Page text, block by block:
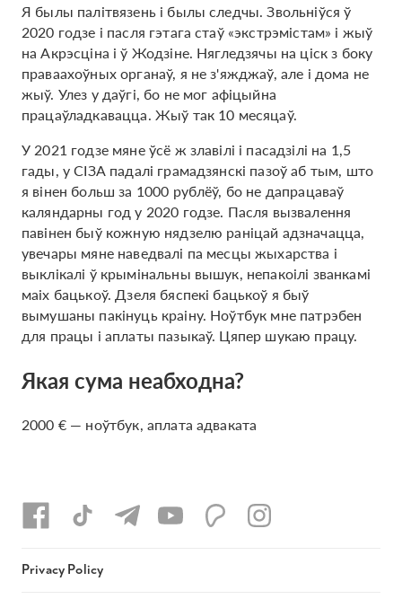
Я былы палітвязень і былы следчы. Звольніўся ў
2020 годзе і пасля гэтага стаў «экстрэмістам» і жыў
на Акрэсціна і ў Жодзіне. Нягледзячы на ціск з боку
праваахоўных органаў, я не з'яжджаў, але і дома не
жыў. Улез у даўгі, бо не мог афіцыйна
працаўладкавацца. Жыў так 10 месяцаў.
У 2021 годзе мяне ўсё ж злавілі і пасадзілі на 1,5
гады, у СІЗА падалі грамадзянскі пазоў аб тым, што
я вінен больш за 1000 рублёў, бо не дапрацаваў
каляндарны год у 2020 годзе. Пасля вызвалення
павінен быў кожную нядзелю раніцай адзначацца,
увечары мяне наведвалі па месцы жыхарства і
выклікалі ў крымінальны вышук, непакоілі званкамі
маіх бацькоў. Дзеля бяспекі бацькоў я быў
вымушаны пакінуць краіну. Ноўтбук мне патрэбен
для працы і аплаты пазыкаў. Цяпер шукаю працу.
Якая сума неабходна?
2000 € — ноўтбук, аплата адваката
Privacy Policy